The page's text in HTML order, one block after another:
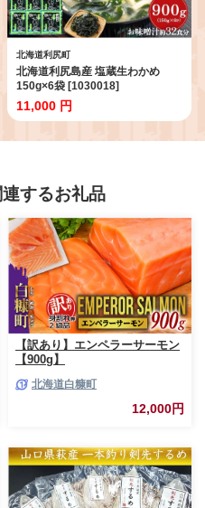
北海道利尻町
北海道利尻島産 塩蔵生わかめ
150g×6袋 [1030018]
11,000 円
するお礼品
【訳あり】エンペラーサーモン
【900g】
北海道白糠町
12,000円